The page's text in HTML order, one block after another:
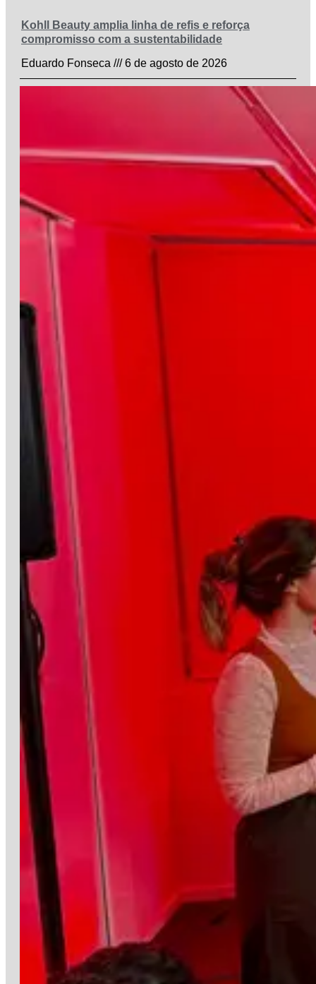
Kohll Beauty amplia linha de refis e reforça
compromisso com a sustentabilidade
Eduardo Fonseca
6 de agosto de 2026